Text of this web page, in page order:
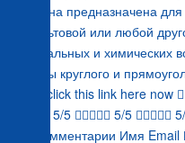
Машина предназначена
базальтовой или любой
натуральных и химических
основы круглого и
труб. click this link here
 5/5  5/5 
5/5 Комментарии Имя